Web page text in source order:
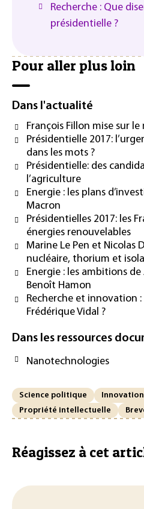
Recherche : Que
présidentielle ?
Pour aller plus loin
Dans l'actualité
François Fillon mise sur le
Présidentielle 2017:
dans les mots ?
Présidentielle: des
l’agriculture
Energie : les plans
Macron
Présidentielles 2017: les
énergies renouvelables
Marine Le Pen et Nicolas
nucléaire, thorium et
Energie : les ambitions
Benoît Hamon
Recherche et innovation
Frédérique Vidal ?
Dans les ressources
Nanotechnologies
Science politique Innovation
Propriété intellectuelle
Réagissez à cet